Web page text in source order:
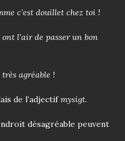
c’est douillet chez toi !
ont l’air de passer un bon
très agréable !
de l’adjectifmysigt.
désagréable peuvent